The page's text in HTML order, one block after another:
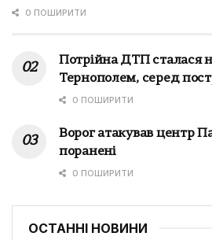
0 ПОШИРИТИ
Потрійна ДТП сталася
Тернополем, серед
0 ПОШИРИТИ
Ворог атакував центр
поранені
0 ПОШИРИТИ
ОСТАННІ НОВИНИ